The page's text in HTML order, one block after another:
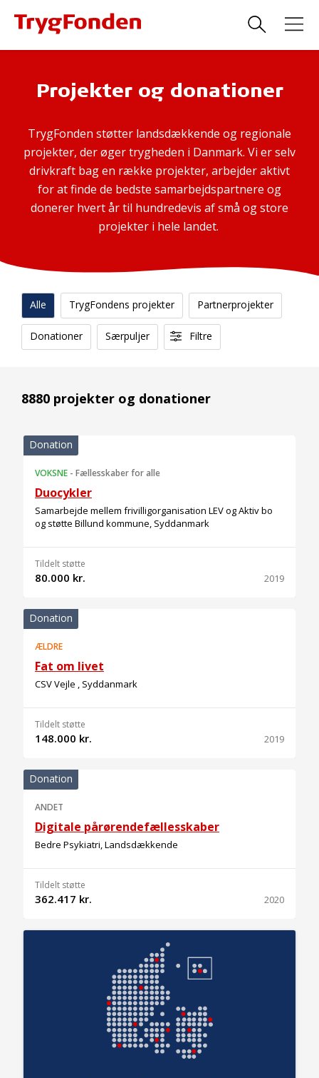
Projekter og donationer
TrygFonden støtter landsdækkende og regionale
projekter, der øger trygheden i Danmark. Vi er selv
drivkraft bag en række projekter, arbejder aktivt
for at finde de bedste samarbejdspartnere og
donerer hvert år til hundredevis af små og store
projekter i hele landet.
Alle TrygFondens projekter Partnerprojekter
Donationer Særpuljer Filtre
8880 projekter og donationer
Donation
VOKSNE - Fællesskaber for alle
Duocykler
Samarbejde mellem frivilligorganisation LEV og Aktiv bo
og støtte Billund kommune, Syddanmark
Tildelt støtte
80.000 kr. 2019
Donation
ÆLDRE
Fat om livet
CSV Vejle , Syddanmark
Tildelt støtte
148.000 kr. 2019
Donation
ANDET
Digitale pårørendefællesskaber
Bedre Psykiatri, Landsdækkende
Tildelt støtte
362.417 kr. 2020